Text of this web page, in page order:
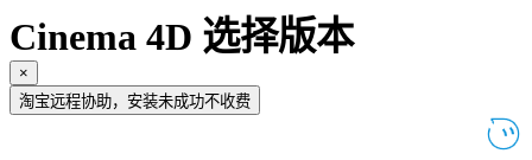
Cinema 4D 选择版本
×
淘宝远程协助，安装未成功不收费